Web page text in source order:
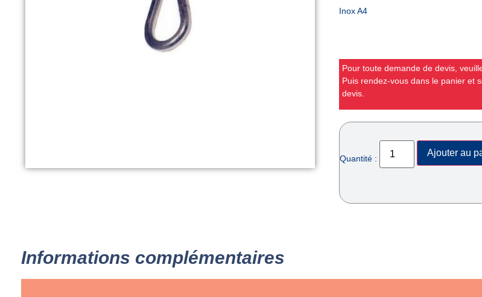
Inox A4
Pour toute demande de devis,
Puis rendez-vous dans le panier et
devis.
Quantité :
Ajouter au
Informations complémentaires